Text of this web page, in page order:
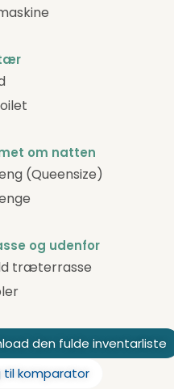
om natten
(Queensize)
og udenfor
træterrasse
den fulde inventarliste
til komparator